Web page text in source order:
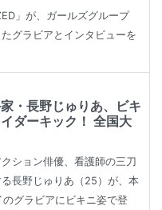
」が、ガールズグループ
グラビアとインタビューを
・長野じゅりあ、ビキ
ダーキック！ 全国大
ション俳優、看護師の三刀
長野じゅりあ（25）が、本
グラビアにビキニ姿で登